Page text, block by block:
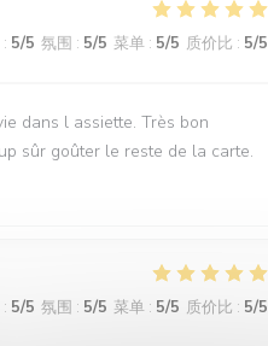
: 5/5 氛围 : 5/5 菜单 : 5/5 质价比 : 5/5
dans l assiette. Très bon
sûr goûter le reste de la carte.
: 5/5 氛围 : 5/5 菜单 : 5/5 质价比 : 5/5